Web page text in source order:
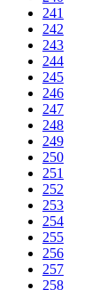
241
242
243
244
245
246
247
248
249
250
251
252
253
254
255
256
257
258